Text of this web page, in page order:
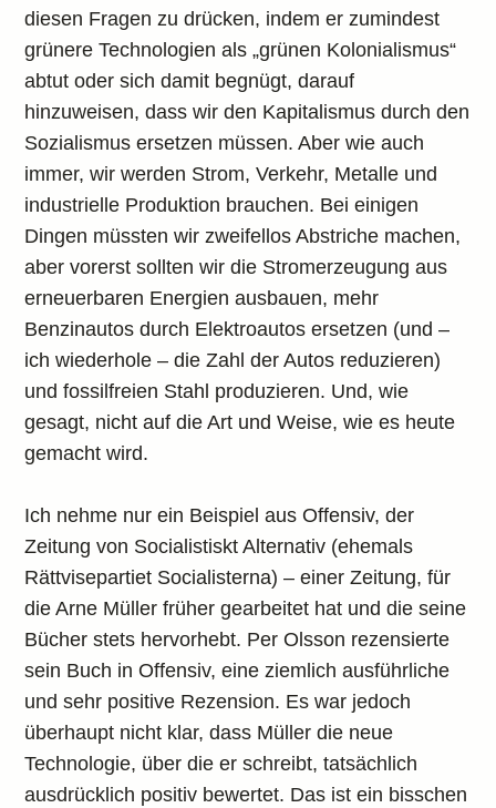
diesen Fragen zu drücken, indem er zumindest
grünere Technologien als „grünen Kolonialismus“
abtut oder sich damit begnügt, darauf
hinzuweisen, dass wir den Kapitalismus durch den
Sozialismus ersetzen müssen. Aber wie auch
immer, wir werden Strom, Verkehr, Metalle und
industrielle Produktion brauchen. Bei einigen
Dingen müssten wir zweifellos Abstriche machen,
aber vorerst sollten wir die Stromerzeugung aus
erneuerbaren Energien ausbauen, mehr
Benzinautos durch Elektroautos ersetzen (und –
ich wiederhole – die Zahl der Autos reduzieren)
und fossilfreien Stahl produzieren. Und, wie
gesagt, nicht auf die Art und Weise, wie es heute
gemacht wird.
Ich nehme nur ein Beispiel aus Offensiv, der
Zeitung von Socialistiskt Alternativ (ehemals
Rättvisepartiet Socialisterna) – einer Zeitung, für
die Arne Müller früher gearbeitet hat und die seine
Bücher stets hervorhebt. Per Olsson rezensierte
sein Buch in Offensiv, eine ziemlich ausführliche
und sehr positive Rezension. Es war jedoch
überhaupt nicht klar, dass Müller die neue
Technologie, über die er schreibt, tatsächlich
ausdrücklich positiv bewertet. Das ist ein bisschen